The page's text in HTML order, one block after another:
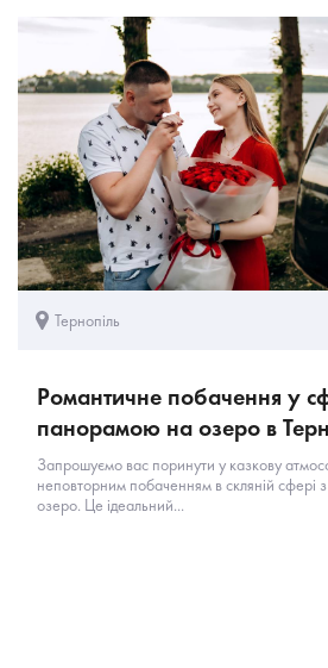
Тернопіль
Романтичне побачення у
панорамою на озеро в
Запрошуємо вас поринути у казкову
неповторним побаченням в скляній
озеро. Це ідеальний...